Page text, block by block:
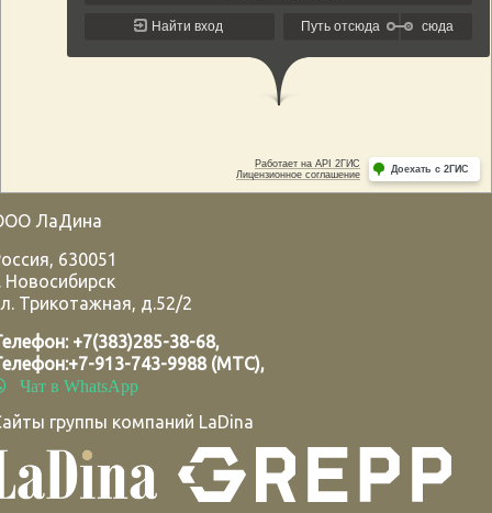
ЛаДина
, 630051
Новосибирск
Трикотажная, д.52/2
+7(383)285-38-68,
+7-913-743-9988 (МТС),
Чат в WhatsApp
группы компаний LaDina